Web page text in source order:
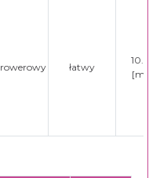
rowerowy łatwy
10.00
[min]